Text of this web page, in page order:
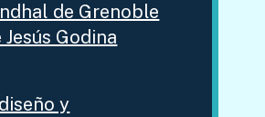
de Grenoble
Jesús Godina
y